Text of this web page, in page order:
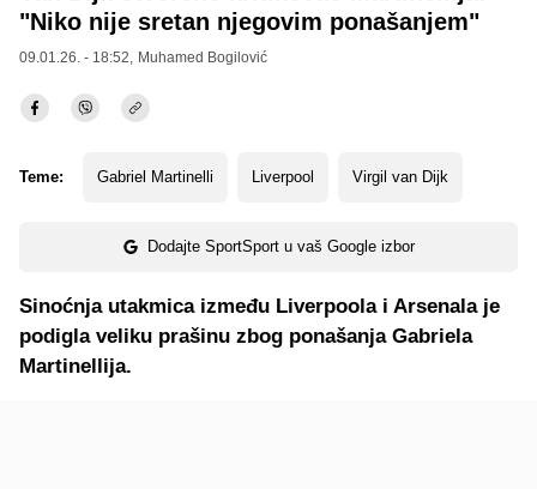
"Niko nije sretan njegovim ponašanjem"
09.01.26. - 18:52, Muhamed Bogilović
Teme: Gabriel Martinelli Liverpool Virgil van Dijk
Dodajte SportSport u vaš Google izbor
Sinoćnja utakmica između Liverpoola i Arsenala je
podigla veliku prašinu zbog ponašanja Gabriela
Martinellija.